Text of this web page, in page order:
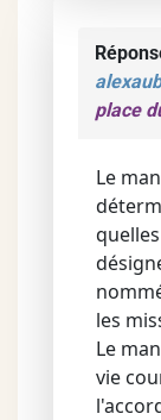
place
Le
les
Le
vie